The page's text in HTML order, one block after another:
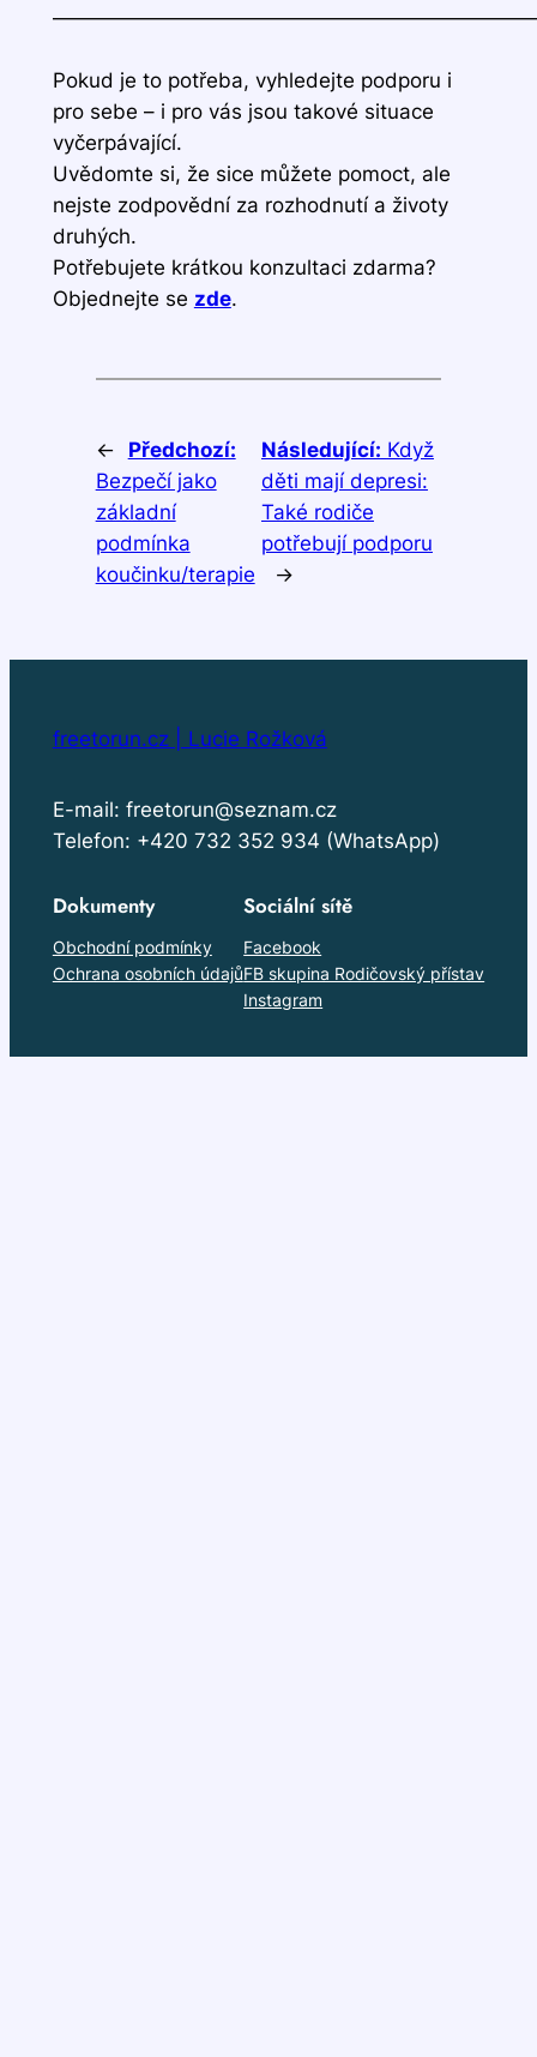
Pokud je to potřeba, vyhledejte podporu i
pro sebe – i pro vás jsou takové situace
vyčerpávající.
Uvědomte si, že sice můžete pomoct, ale
nejste zodpovědní za rozhodnutí a životy
druhých.
Potřebujete krátkou konzultaci zdarma?
Objednejte se zde.
←
Předchozí:
Bezpečí jako
základní
podmínka
koučinku/terapie
Následující: Když
děti mají depresi:
Také rodiče
potřebují podporu
→
freetorun.cz | Lucie Rožková
E-mail: freetorun@seznam.cz
Telefon: +420 732 352 934 (WhatsApp)
Dokumenty
Obchodní podmínky
Ochrana osobních údajů
Sociální sítě
Facebook
FB skupina Rodičovský přístav
Instagram